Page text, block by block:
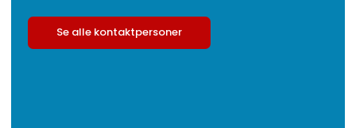
Se alle kontaktpersoner